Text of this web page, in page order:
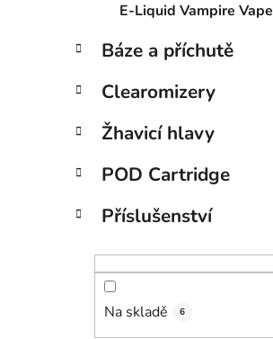
E-Liquid Vampire Vape
Báze a příchutě
Clearomizery
Žhavicí hlavy
POD Cartridge
Příslušenství
Na skladě 6